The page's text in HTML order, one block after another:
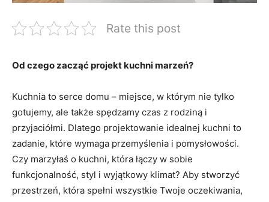
Rate this post
Od czego zacząć projekt kuchni marzeń?
Kuchnia to serce domu – ⁣miejsce, w którym​ nie tylko
gotujemy, ale także spędzamy czas z rodziną i
przyjaciółmi. Dlatego projektowanie idealnej kuchni to
zadanie, które wymaga przemyślenia i pomysłowości.
Czy marzyłaś o kuchni, która łączy w sobie
funkcjonalność, styl i wyjątkowy klimat? Aby stworzyć
przestrzeń, która spełni wszystkie Twoje ‍oczekiwania,